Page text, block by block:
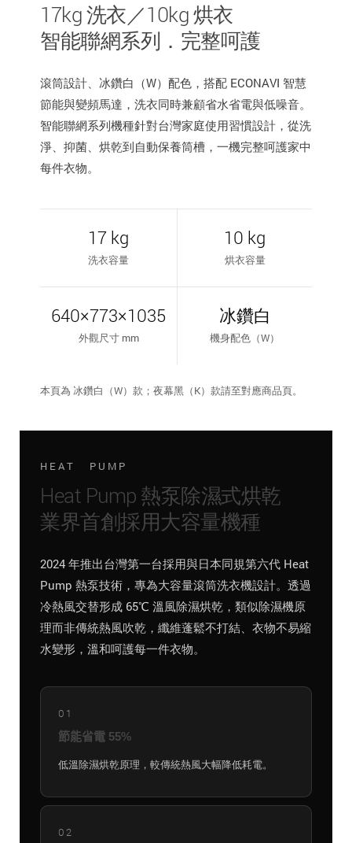
17kg 洗衣／10kg 烘衣
智能聯網系列．完整呵護
滾筒設計、冰鑽白（W）配色，搭配 ECONAVI 智慧
節能與變頻馬達，洗衣同時兼顧省水省電與低噪音。
智能聯網系列機種針對台灣家庭使用習慣設計，從洗
淨、抑菌、烘乾到自動保養筒槽，一機完整呵護家中
每件衣物。
17 kg
洗衣容量
10 kg
烘衣容量
640×773×1035
外觀尺寸 mm
冰鑽白
機身配色（W）
本頁為 冰鑽白（W）款；夜幕黑（K）款請至對應商品頁。
HEAT PUMP
Heat Pump 熱泵除濕式烘乾
業界首創採用大容量機種
2024 年推出台灣第一台採用與日本同規第六代 Heat
Pump 熱泵技術，專為大容量滾筒洗衣機設計。透過
冷熱風交替形成 65℃ 溫風除濕烘乾，類似除濕機原
理而非傳統熱風吹乾，纖維蓬鬆不打結、衣物不易縮
水變形，溫和呵護每一件衣物。
01
節能省電 55%
低溫除濕烘乾原理，較傳統熱風大幅降低耗電。
02